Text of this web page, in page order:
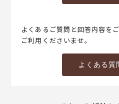
よくあるご質問と回答内容を
ご利用くださいませ。
よくある質